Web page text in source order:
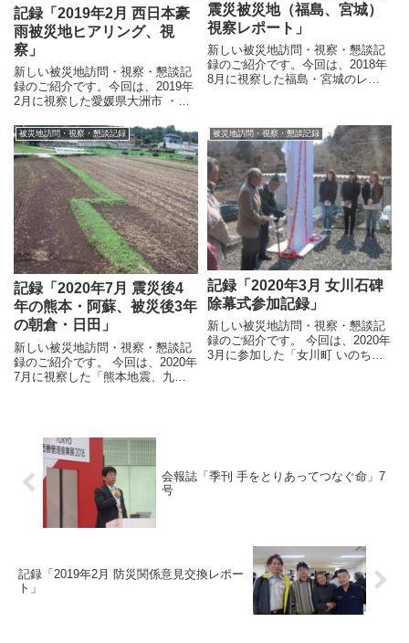
記録「2019年2月 西日本豪
雨被災地ヒアリング、視
察」
新しい被災地訪問・視察・懇談記
録のご紹介です。今回は、2019年
2月に視察した愛媛県大洲市 ・西
通り。「被災地訪問・視察・懇談
記録」ページから参照できますの
で、ぜひご覧ください。ヒアリン
グ・視察概要大洲記念病院...
震災被災地（福島、宮城）
視察レポート」
新しい被災地訪問・視察・懇談記
録のご紹介です。今回は、2018年
8月に視察した福島・宮城のレポ
ページから参照できますので、ぜ
ひご覧ください。 視察概要 浪江
町役場でのブリーフィング ...
被災地訪問・視察・懇談記録
記録「2020年7月 震災後4
年の熊本・阿蘇、被災後3年
の朝倉・日田」
新しい被災地訪問・視察・懇談記
録のご紹介です。 今回は、2020年
7月に視察した「熊本地震、九州
で、ぜひご覧ください。
被災地訪問・視察・懇談記録
記録「2020年3月 女川石碑
除幕式参加記録」
新しい被災地訪問・視察・懇談記
録のご紹介です。 今回は、2020年
3月に参加した「女川町 いのちの
会報誌「季刊 手をとりあってつなぐ命」7
号
記録「2019年2月 防災関係意見交換レポー
ト」